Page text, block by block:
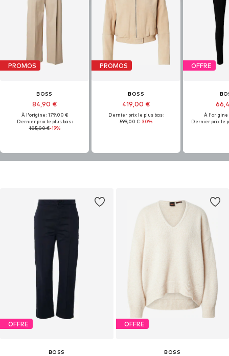
PROMOS
BOSS
84,90 €
À l'origine : 179,00 €
Dernier prix le plus bas :
105,00 €-19%
PROMOS
BOSS
419,00 €
Dernier prix le plus bas :
599,00 €-30%
OFFRE
À l'origine
Dernier prix le
OFFRE
BOSS
OFFRE
BOSS